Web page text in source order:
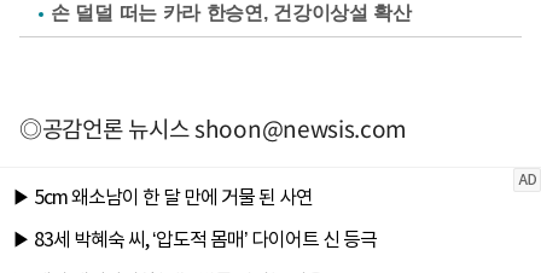
손 덜덜 떠는 카라 한승연, 건강이상설 확산
◎공감언론 뉴시스shoon@newsis.com